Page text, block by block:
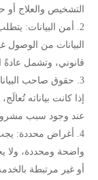
التشخيص والعلاج أو
أمن البيانات:
البيانات من الوصول
قانوني، وتشمل عادةً
حقوق صاحب
إذا كانت بياناته
عند وجود سبب
أغراض محددة:
واضحة ومحددة، ولا
أو غير مرتبطة